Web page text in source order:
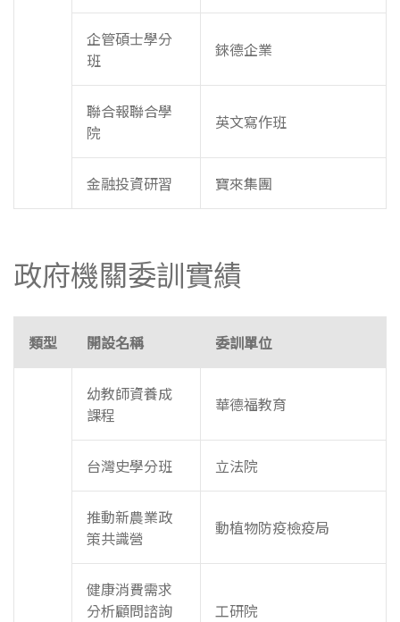
企管碩士學分
班
錸德企業
聯合報聯合學
院
英文寫作班
金融投資研習 寶來集團
政府機關委訓實績
類型 開設名稱 委訓單位
幼教師資養成
課程
華德福教育
台灣史學分班 立法院
推動新農業政
策共識營
動植物防疫檢疫局
健康消費需求
分析顧問諮詢
工研院